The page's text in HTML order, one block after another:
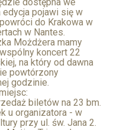
edycja pojawi się w
do Krakowa w
w Nantes.
Możdżera mamy
koncert 22
na który od dawna
powtórzony
godzinie.
biletów na 23 bm.
u organizatora - w
przy ul. św. Jana 2.